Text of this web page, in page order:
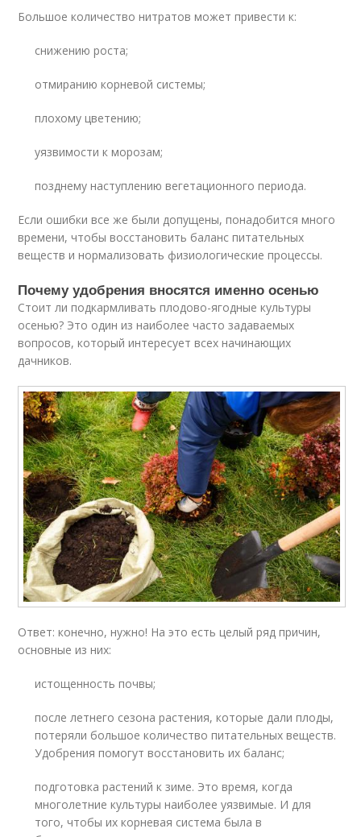
Большое количество нитратов может привести к:
снижению роста;
отмиранию корневой системы;
плохому цветению;
уязвимости к морозам;
позднему наступлению вегетационного периода.
Если ошибки все же были допущены, понадобится много
времени, чтобы восстановить баланс питательных
веществ и нормализовать физиологические процессы.
Почему удобрения вносятся именно осенью
Стоит ли подкармливать плодово-ягодные культуры
осенью? Это один из наиболее часто задаваемых
вопросов, который интересует всех начинающих
дачников.
Ответ: конечно, нужно! На это есть целый ряд причин,
основные из них:
истощенность почвы;
после летнего сезона растения, которые дали плоды,
потеряли большое количество питательных веществ.
Удобрения помогут восстановить их баланс;
подготовка растений к зиме. Это время, когда
многолетние культуры наиболее уязвимые. И для
того, чтобы их корневая система была в